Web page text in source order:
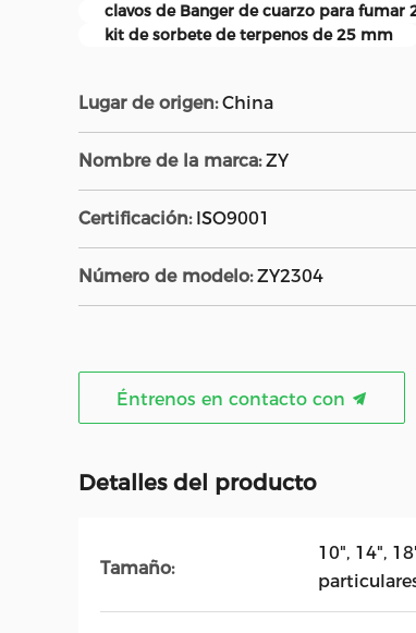
clavos de Banger de cuarzo para fumar
kit de sorbete de terpenos de 25 mm
Lugar de origen: China
Nombre de la marca: ZY
Certificación: ISO9001
Número de modelo: ZY2304
Éntrenos en contacto con
Detalles del producto
Tamaño:
10", 14",